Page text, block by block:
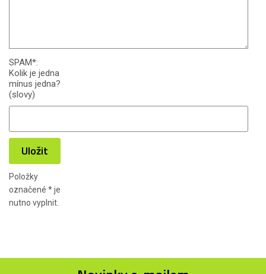
SPAM*:
Kolik je jedna
mínus jedna?
(slovy)
Uložit
Položky
označené *je
nutno vyplnit.